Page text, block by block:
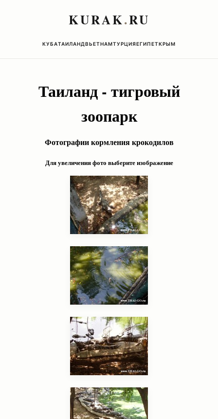
KURAK.RU
КУБАТАИЛАНДВЬЕТНАМТУРЦИЯЕГИПЕТКРЫМ
Таиланд - тигровый
зоопарк
Фотографии кормления крокодилов
Для увеличения фото выберите изображение